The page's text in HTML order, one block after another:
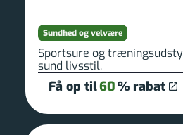
Sundhed og velvære
Sportsure og
sund livsstil.
Få op til60% rabat